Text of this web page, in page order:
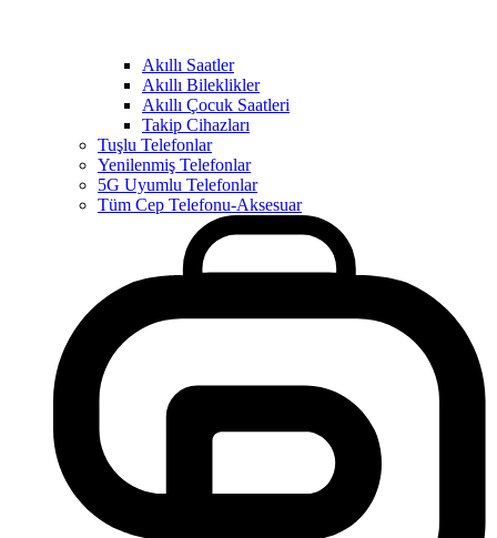
Akıllı Saatler
Akıllı Bileklikler
Akıllı Çocuk Saatleri
Takip Cihazları
Tuşlu Telefonlar
Yenilenmiş Telefonlar
5G Uyumlu Telefonlar
Tüm Cep Telefonu-Aksesuar